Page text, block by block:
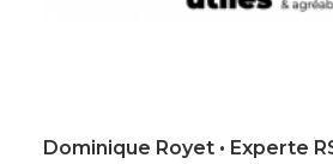
Dominique Royet • Experte